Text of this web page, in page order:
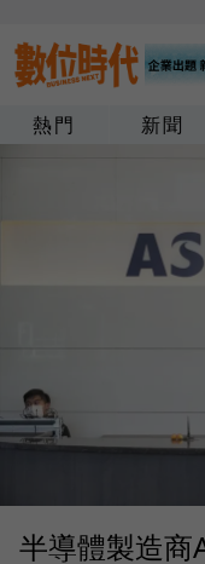
熱門 新聞
半導體製造商